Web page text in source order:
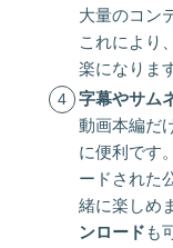
大量のコン
これにより、
楽になりま
字幕やサム
動画本編だ
に便利です
ードされた
緒に楽しめ
ンロード も